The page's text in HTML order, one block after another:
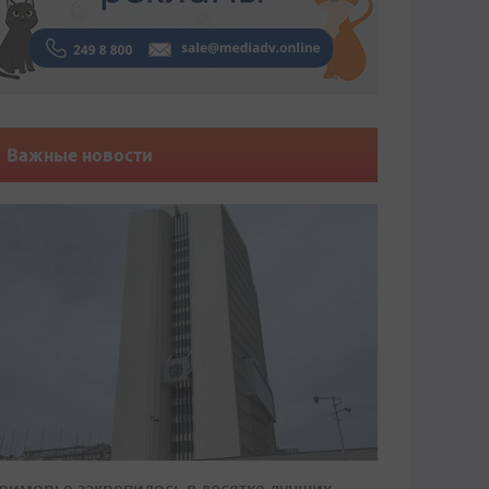
Важные новости